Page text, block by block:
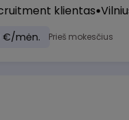
klientas
€/mėn. Prieš mokesčius